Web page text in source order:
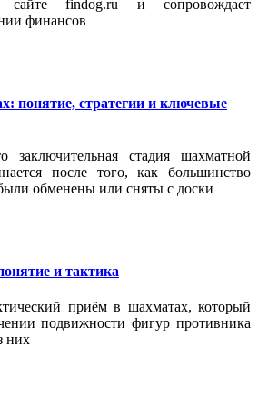
findog.ru и сопровождает
финансов
понятие, стратегии и ключевые
стадия шахматной
после того, как большинство
обменены или сняты с доски
и тактика
приём в шахматах, который
подвижности фигур противника
них